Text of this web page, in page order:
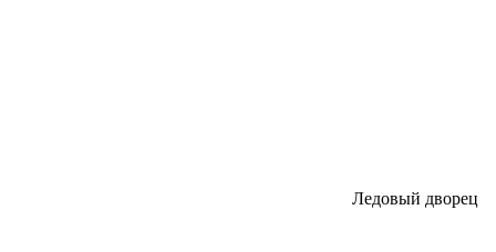
Ледовый дворец